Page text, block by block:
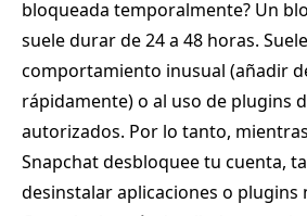
bloqueada temporalmente? Un
suele durar de 24 a 48 horas.
comportamiento inusual (añadir
rápidamente) o al uso de plugins
autorizados. Por lo tanto,
Snapchat desbloquee tu cuenta,
desinstalar aplicaciones o plugins